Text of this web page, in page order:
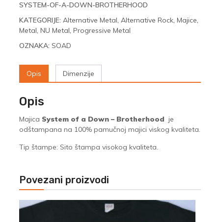
Brotherhood
količina
SYSTEM-OF-A-DOWN-BROTHERHOOD
KATEGORIJE: Alternative Metal, Alternative Rock, Majice,
Metal, NU Metal, Progressive Metal
OZNAKA: SOAD
Opis Dimenzije
Opis
Majica System of a Down – Brotherhood je
odštampana na 100% pamučnoj majici viskog kvaliteta.
Tip štampe: Sito štampa visokog kvaliteta.
Povezani proizvodi